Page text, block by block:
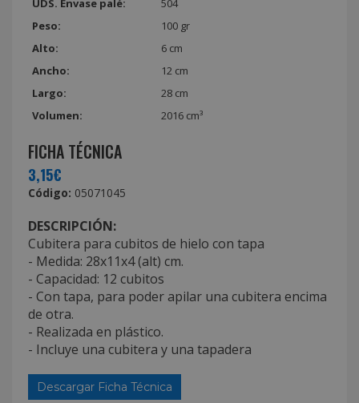
UDS. Envase palé:
504
Peso:
100 gr
Alto:
6 cm
Ancho:
12 cm
Largo:
28 cm
Volumen:
2016 cm³
FICHA TÉCNICA
3,15€
Código: 05071045
DESCRIPCIÓN:
Cubitera para cubitos de hielo con tapa
- Medida: 28x11x4 (alt) cm.
- Capacidad: 12 cubitos
- Con tapa, para poder apilar una cubitera encima
de otra.
- Realizada en plástico.
- Incluye una cubitera y una tapadera
Descargar Ficha Técnica